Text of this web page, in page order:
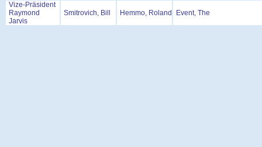
Vize-Präsident
Raymond
Jarvis
Smitrovich, Bill Hemmo, Roland Event, The